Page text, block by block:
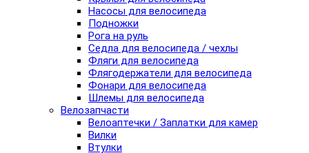
Насосы для велосипеда
Подножки
Рога на руль
Седла для велосипеда / чехлы
Фляги для велосипеда
Флягодержатели для велосипеда
Фонари для велосипеда
Шлемы для велосипеда
Велозапчасти
Велоаптечки / Заплатки для камер
Вилки
Втулки